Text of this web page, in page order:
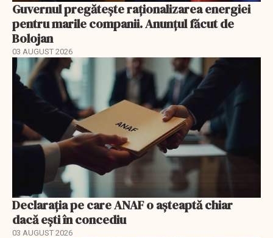
Guvernul pregătește raționalizarea energiei
pentru marile companii. Anunțul făcut de
Bolojan
03 AUGUST 2026
Declarația pe care ANAF o așteaptă chiar
dacă ești în concediu
03 AUGUST 2026